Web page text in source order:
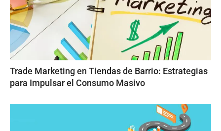
Trade Marketing en Tiendas de Barrio: Estrategias
para Impulsar el Consumo Masivo